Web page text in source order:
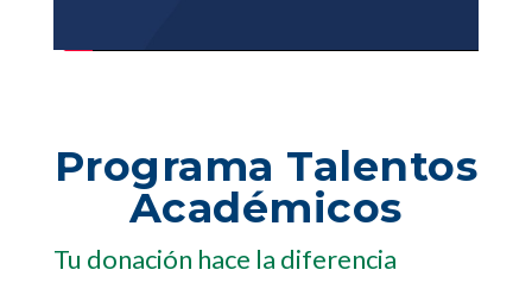
Programa Talentos
Académicos
Tu donación hace la diferencia